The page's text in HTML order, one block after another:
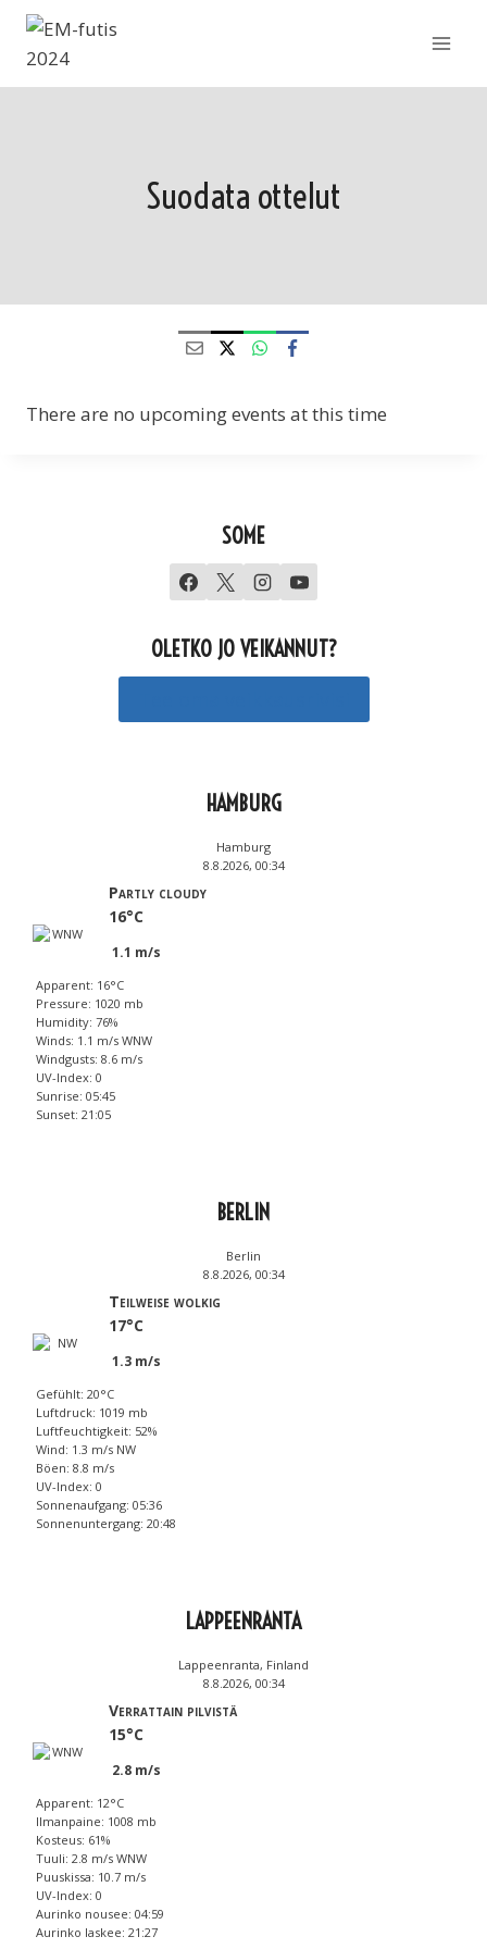
Siirry
sisältöön
Suodata ottelut
There are no upcoming events at this time
SOME
OLETKO JO VEIKANNUT?
HAMBURG
Hamburg
8.8.2026, 00:34
Partly cloudy
16°C
1.1 m/s
Apparent: 16°C
Pressure: 1020 mb
Humidity: 76%
Winds: 1.1 m/s WNW
Windgusts: 8.6 m/s
UV-Index: 0
Sunrise: 05:45
Sunset: 21:05
BERLIN
Berlin
8.8.2026, 00:34
Teilweise wolkig
17°C
1.3 m/s
Gefühlt: 20°C
Luftdruck: 1019 mb
Luftfeuchtigkeit: 52%
Wind: 1.3 m/s NW
Böen: 8.8 m/s
UV-Index: 0
Sonnenaufgang: 05:36
Sonnenuntergang: 20:48
LAPPEENRANTA
Lappeenranta, Finland
8.8.2026, 00:34
Verrattain pilvistä
15°C
2.8 m/s
Apparent: 12°C
Ilmanpaine: 1008 mb
Kosteus: 61%
Tuuli: 2.8 m/s WNW
Puuskissa: 10.7 m/s
UV-Index: 0
Aurinko nousee: 04:59
Aurinko laskee: 21:27